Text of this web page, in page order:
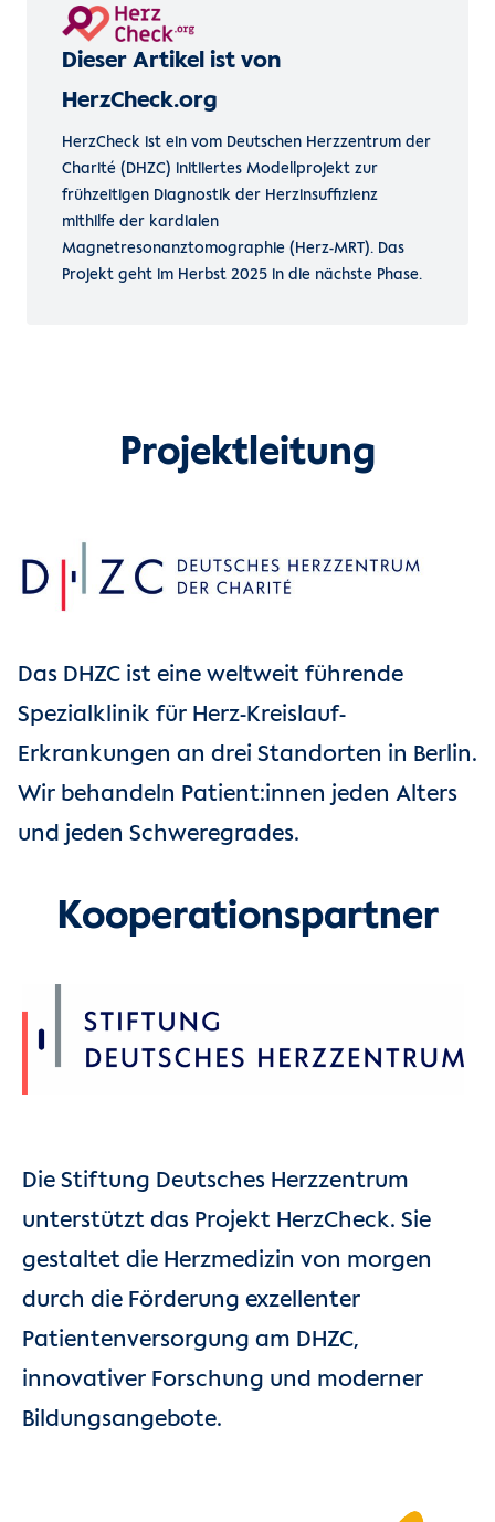
Dieser Artikel ist von
HerzCheck.org
HerzCheck ist ein vom Deutschen Herzzentrum der
Charité (DHZC) initiiertes Modellprojekt zur
frühzeitigen Diagnostik der Herzinsuffizienz
mithilfe der kardialen
Magnetresonanztomographie (Herz-MRT). Das
Projekt geht im Herbst 2025 in die nächste Phase.
Projektleitung
Das DHZC ist eine weltweit führende
Spezialklinik für Herz-Kreislauf-
Erkrankungen an drei Standorten in Berlin.
Wir behandeln Patient:innen jeden Alters
und jeden Schweregrades.
Kooperationspartner
Die Stiftung Deutsches Herzzentrum
unterstützt das Projekt HerzCheck. Sie
gestaltet die Herzmedizin von morgen
durch die Förderung exzellenter
Patientenversorgung am DHZC,
innovativer Forschung und moderner
Bildungsangebote.